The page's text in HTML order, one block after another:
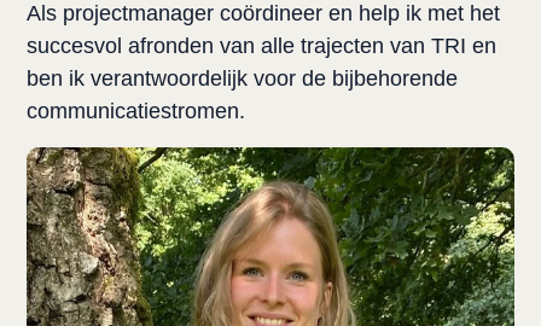
Als projectmanager coördineer en help ik met het
succesvol afronden van alle trajecten van TRI en
ben ik verantwoordelijk voor de bijbehorende
communicatiestromen.